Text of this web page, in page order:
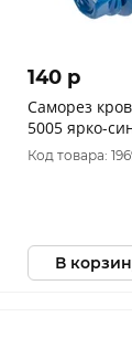
140 p
Саморез
5005 ярко-
ГОСКРЕП-
Код товара:
В